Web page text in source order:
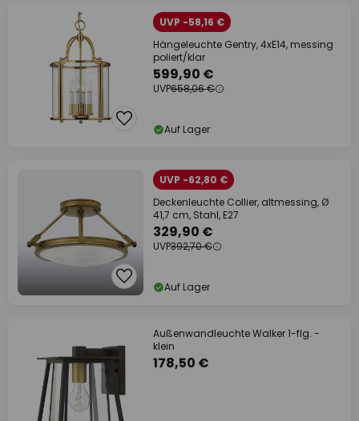
UVP -58,16 €
Hängeleuchte Gentry, 4xE14, messing
poliert/klar
599,90 €
UVP658,06 €
Auf Lager
UVP -62,80 €
Deckenleuchte Collier, altmessing, Ø
41,7 cm, Stahl, E27
329,90 €
UVP392,70 €
Auf Lager
Außenwandleuchte Walker 1-flg. -
klein
178,50 €